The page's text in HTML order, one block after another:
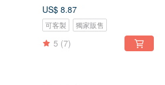
US$ 8.87
可客製 獨家販售
5 (7)